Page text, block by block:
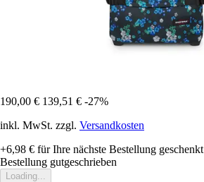
190,00 € 139,51 € -27%
inkl. MwSt. zzgl. Versandkosten
+6,98 € für Ihre nächste Bestellung geschenkt
Bestellung gutgeschrieben
Loading...